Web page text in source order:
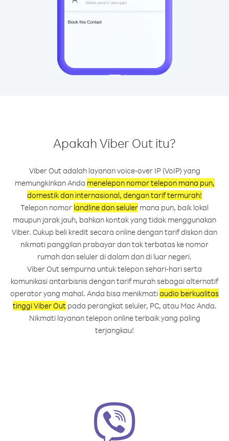
Apakah Viber Out itu?
Viber Out adalah layanan voice-over IP (VoIP) yang
memungkinkan Anda menelepon nomor telepon mana pun,
domestik dan internasional, dengan tarif termurah!
Telepon nomor landline dan seluler mana pun, baik lokal
maupun jarak jauh, bahkan kontak yang tidak menggunakan
Viber. Cukup beli kredit secara online dengan tarif diskon dan
nikmati panggilan prabayar dan tak terbatas ke nomor
rumah dan seluler di dalam dan di luar negeri.
Viber Out sempurna untuk telepon sehari-hari serta
komunikasi antarbisnis dengan tarif murah sebagai alternatif
operator yang mahal. Anda bisa menikmatiaudio berkualitas
tinggi Viber Outpada perangkat seluler, PC, atau Mac Anda.
Nikmati layanan telepon online terbaik yang paling
terjangkau!